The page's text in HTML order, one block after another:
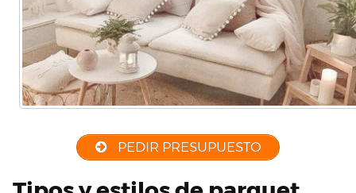
PEDIR PRESUPUESTO